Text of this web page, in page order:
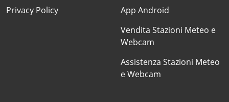
Privacy Policy
App Android
Vendita Stazioni Meteo e
Webcam
Assistenza Stazioni Meteo
e Webcam